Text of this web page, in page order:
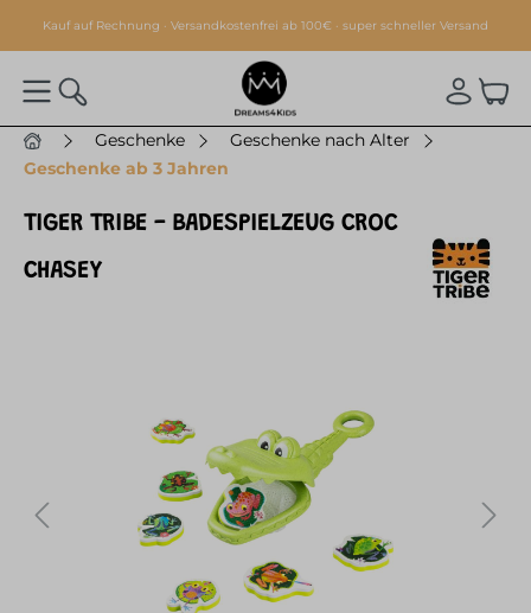
springen
Kauf auf Rechnung · Versandkostenfrei ab 100€ · super schneller Versand
Geschenke
Geschenke nach Alter
Geschenke ab 3 Jahren
TIGER TRIBE - BADESPIELZEUG CROC
CHASEY